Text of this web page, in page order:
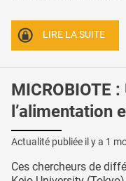
LIRE LA SUITE
MICROBIOTE
l’alimentation
Actualité publiée il y a 1
Ces chercheurs de